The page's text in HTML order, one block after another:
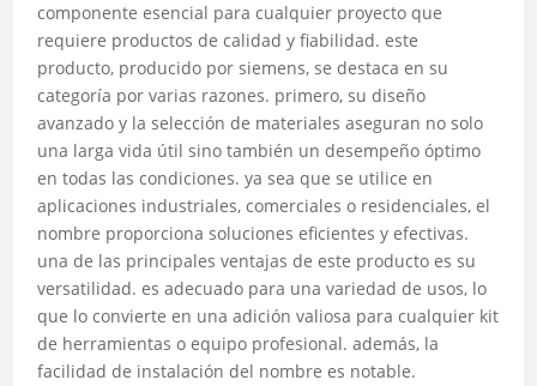
componente esencial para cualquier proyecto que
requiere productos de calidad y fiabilidad. este
producto, producido por siemens, se destaca en su
categoría por varias razones. primero, su diseño
avanzado y la selección de materiales aseguran no solo
una larga vida útil sino también un desempeño óptimo
en todas las condiciones. ya sea que se utilice en
aplicaciones industriales, comerciales o residenciales, el
nombre proporciona soluciones eficientes y efectivas.
una de las principales ventajas de este producto es su
versatilidad. es adecuado para una variedad de usos, lo
que lo convierte en una adición valiosa para cualquier kit
de herramientas o equipo profesional. además, la
facilidad de instalación del nombre es notable.